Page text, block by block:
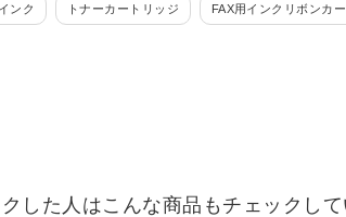
ンク トナーカートリッジ FAX用インクリボンカ
した人はこんな商品もチェックし